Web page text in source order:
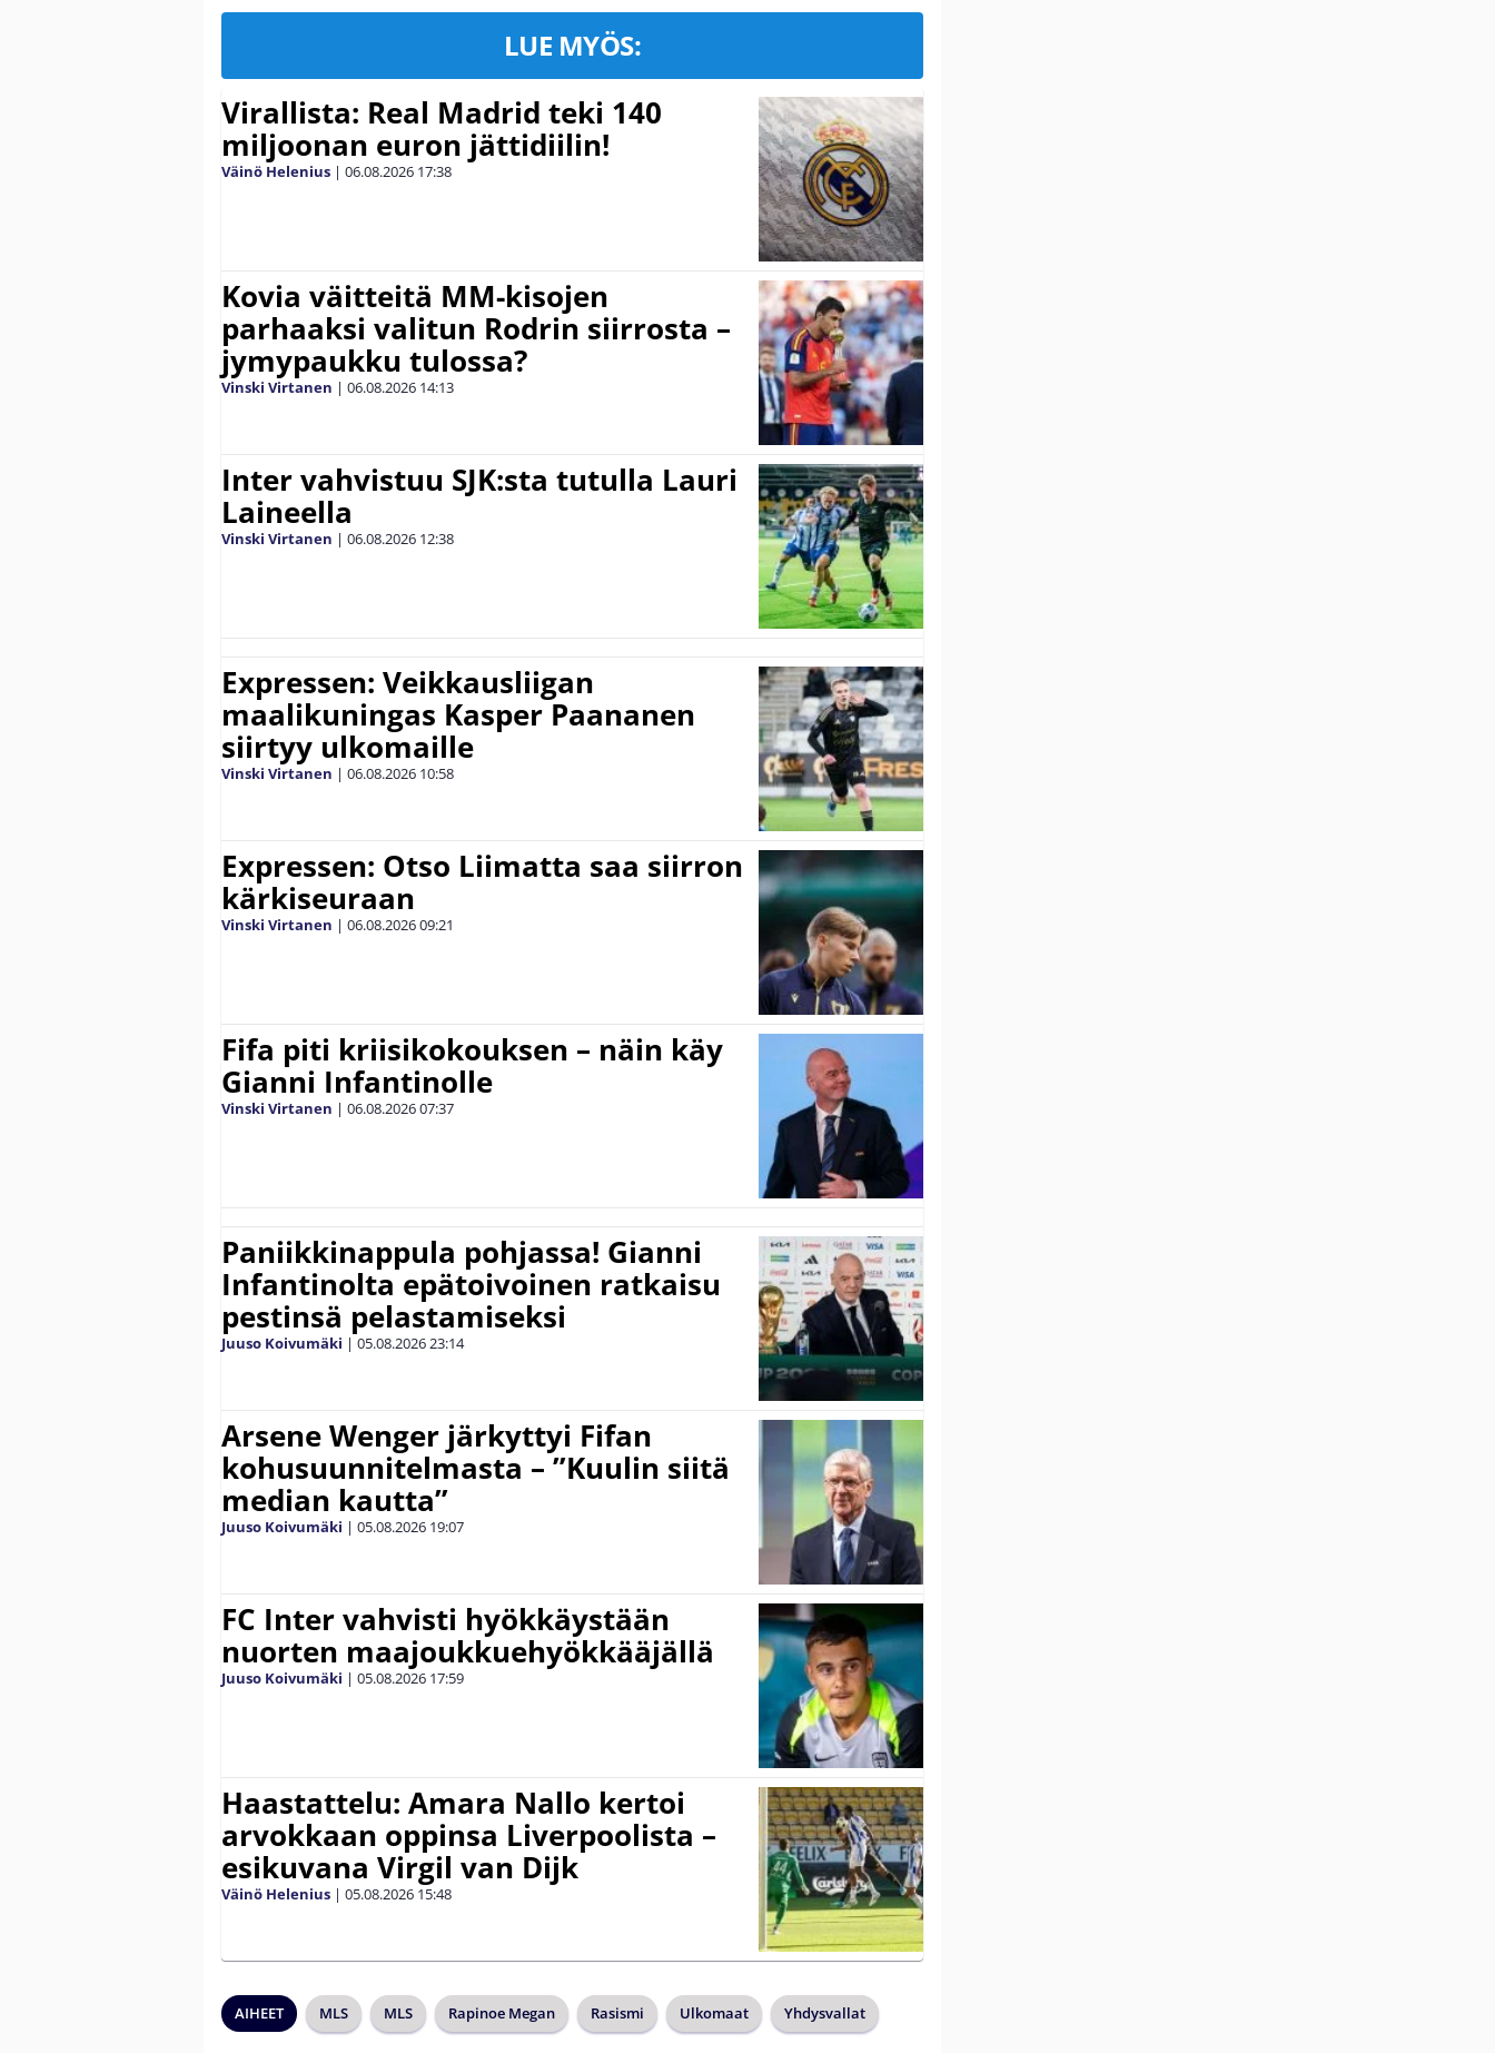
LUE MYÖS:
Virallista: Real Madrid teki 140
miljoonan euron jättidiilin!
Väinö Helenius | 06.08.2026 17:38
Kovia väitteitä MM-kisojen
parhaaksi valitun Rodrin siirrosta –
jymypaukku tulossa?
Vinski Virtanen | 06.08.2026 14:13
Inter vahvistuu SJK:sta tutulla Lauri
Laineella
Vinski Virtanen | 06.08.2026 12:38
Expressen: Veikkausliigan
maalikuningas Kasper Paananen
siirtyy ulkomaille
Vinski Virtanen | 06.08.2026 10:58
Expressen: Otso Liimatta saa siirron
kärkiseuraan
Vinski Virtanen | 06.08.202609:21
Fifa piti kriisikokouksen – näin käy
Gianni Infantinolle
Vinski Virtanen | 06.08.202607:37
Paniikkinappula pohjassa! Gianni
Infantinolta epätoivoinen ratkaisu
pestinsä pelastamiseksi
Juuso Koivumäki | 05.08.202623:14
Arsene Wenger järkyttyi Fifan
kohusuunnitelmasta – ”Kuulin siitä
median kautta”
Juuso Koivumäki | 05.08.2026 19:07
FC Inter vahvisti hyökkäystään
nuorten maajoukkuehyökkääjällä
Juuso Koivumäki | 05.08.2026 17:59
Haastattelu: Amara Nallo kertoi
arvokkaan oppinsa Liverpoolista –
esikuvana Virgil van Dijk
Väinö Helenius | 05.08.2026 15:48
AIHEET MLS MLS Rapinoe Megan Rasismi Ulkomaat Yhdysvallat